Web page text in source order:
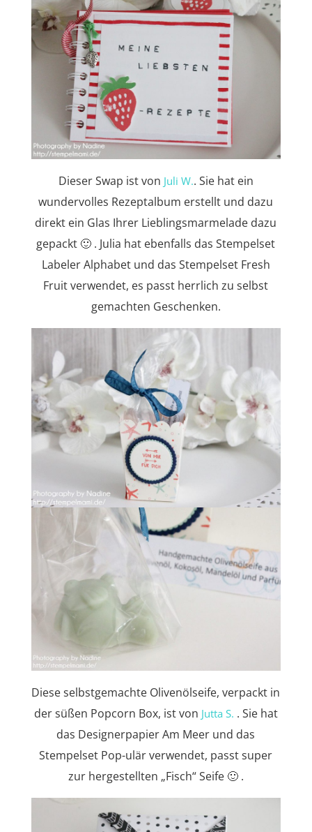
Dieser Swap ist von Juli W.. Sie hat ein
wundervolles Rezeptalbum erstellt und dazu
direkt ein Glas Ihrer Lieblingsmarmelade dazu
gepackt 🙂 . Julia hat ebenfalls das Stempelset
Labeler Alphabet und das Stempelset Fresh
Fruit verwendet, es passt herrlich zu selbst
gemachten Geschenken.
Diese selbstgemachte Olivenölseife, verpackt in
der süßen Popcorn Box, ist von Jutta S. . Sie hat
das Designerpapier Am Meer und das
Stempelset Pop-ulär verwendet, passt super
zur hergestellten „Fisch“ Seife 🙂 .